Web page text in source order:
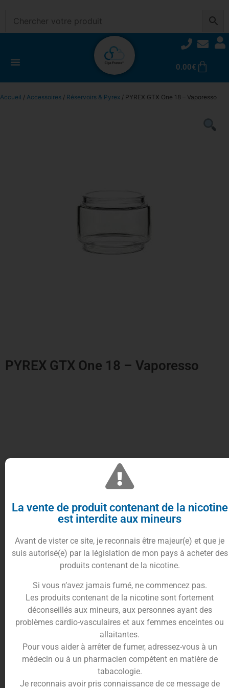
0.00€
Accueil / Accessoires / Réservoirs & Pyrex / PYREX GTX One 18 – Vaporesso
PYREX GTX One 18 – Vaporesso
2.90€
En stock
Ajouter au panier 10%cumulés en
La vente de produit contenant de la nicotine
est interdite aux mineurs
Avant de vister ce site, je reconnais être majeur(e) et que je
suis autorisé(e) par la législation de mon pays à acheter des
produits contenant de la nicotine.
Si vous n’avez jamais fumé, ne commencez pas.
Les produits contenant de la nicotine sont fortement
déconseillés aux mineurs, aux personnes ayant des
problèmes cardio-vasculaires et aux femmes enceintes ou
allaitantes.
Pour vous aider à arrêter de fumer, adressez-vous à un
médecin ou à un pharmacien compétent en matière de
tabacologie.
Je reconnais avoir pris connaissance de ce message de